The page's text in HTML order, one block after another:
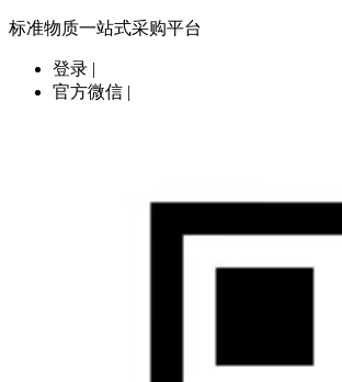
标准物质一站式采购平台
登录 |
官方微信 |